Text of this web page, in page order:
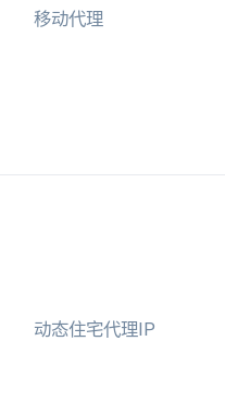
移动代理
动态住宅代理IP